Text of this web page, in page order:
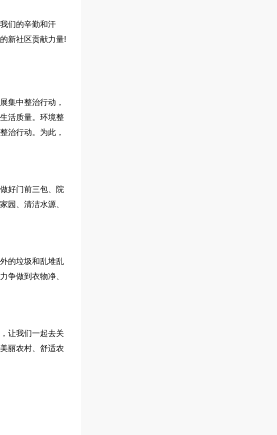
们的辛勤和汗
新社区贡献力量!
集中整治行动，
活质量。环境整
治行动。为此，
好门前三包、院
园、清洁水源、
的垃圾和乱堆乱
争做到衣物净、
让我们一起去关
丽农村、舒适农